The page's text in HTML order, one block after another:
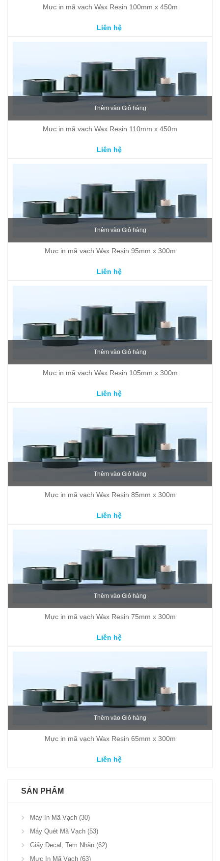
Mực in mã vạch Wax Resin 100mm x 450m
Liên hệ
Thêm vào Giỏ hàng
Mực in mã vạch Wax Resin 110mm x 450m
Liên hệ
Thêm vào Giỏ hàng
Mực in mã vạch Wax Resin 95mm x 300m
Liên hệ
Thêm vào Giỏ hàng
Mực in mã vạch Wax Resin 105mm x 300m
Liên hệ
Thêm vào Giỏ hàng
Mực in mã vạch Wax Resin 85mm x 300m
Liên hệ
Thêm vào Giỏ hàng
Mực in mã vạch Wax Resin 75mm x 300m
Liên hệ
Thêm vào Giỏ hàng
Mực in mã vạch Wax Resin 65mm x 300m
Liên hệ
SẢN PHẨM
Máy In Mã Vạch (30)
Máy Quét Mã Vạch (53)
Giấy Decal, Tem Nhãn (62)
Mực In Mã Vạch (63)